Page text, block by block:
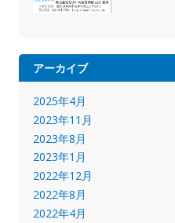
アーカイブ
2025年4月
2023年11月
2023年8月
2023年1月
2022年12月
2022年8月
2022年4月